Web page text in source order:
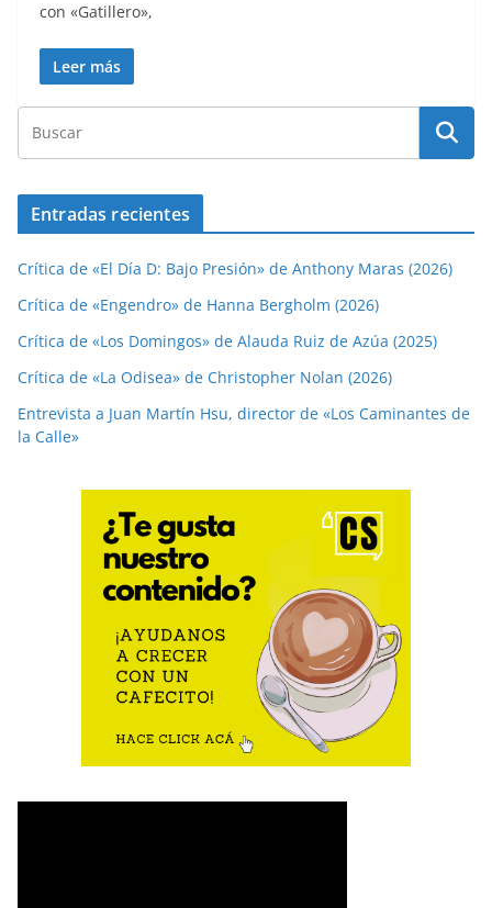
con «Gatillero»,
Leer más
Entradas recientes
Crítica de «El Día D: Bajo Presión» de Anthony Maras (2026)
Crítica de «Engendro» de Hanna Bergholm (2026)
Crítica de «Los Domingos» de Alauda Ruiz de Azúa (2025)
Crítica de «La Odisea» de Christopher Nolan (2026)
Entrevista a Juan Martín Hsu, director de «Los Caminantes de
la Calle»